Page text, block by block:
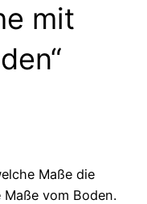
mit
Maße die
vom Boden.